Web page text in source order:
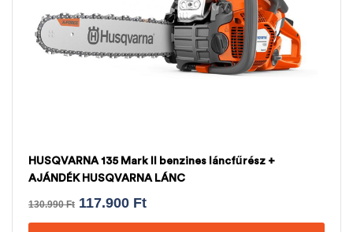
HUSQVARNA 135 Mark II benzines láncfűrész +
AJÁNDÉK HUSQVARNA LÁNC
130.990Ft 117.900 Ft